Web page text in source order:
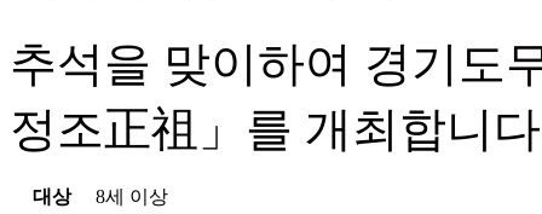
추석을 맞이하여 경기도
정조正祖」를 개최합니
대상
8세 이상